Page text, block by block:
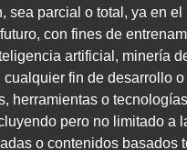
sea parcial o total, ya en el
con fines de
artificial, minería
cualquier fin de desarrollo
herramientas o
pero no limitado a
o contenidos basados